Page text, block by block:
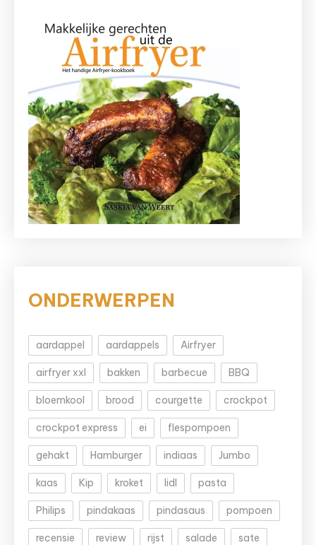
ONDERWERPEN
aardappel aardappels Airfryer
airfryer xxl bakken barbecue BBQ
bloemkool brood courgette crockpot
crockpot express ei flespompoen
gehakt Hamburger indiaas Jumbo
kaas Kip kroket lidl pasta
Philips pindakaas pindasaus pompoen
recensie review rijst salade sate